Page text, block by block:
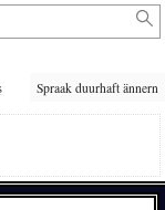
Spraak duurhaft ännern